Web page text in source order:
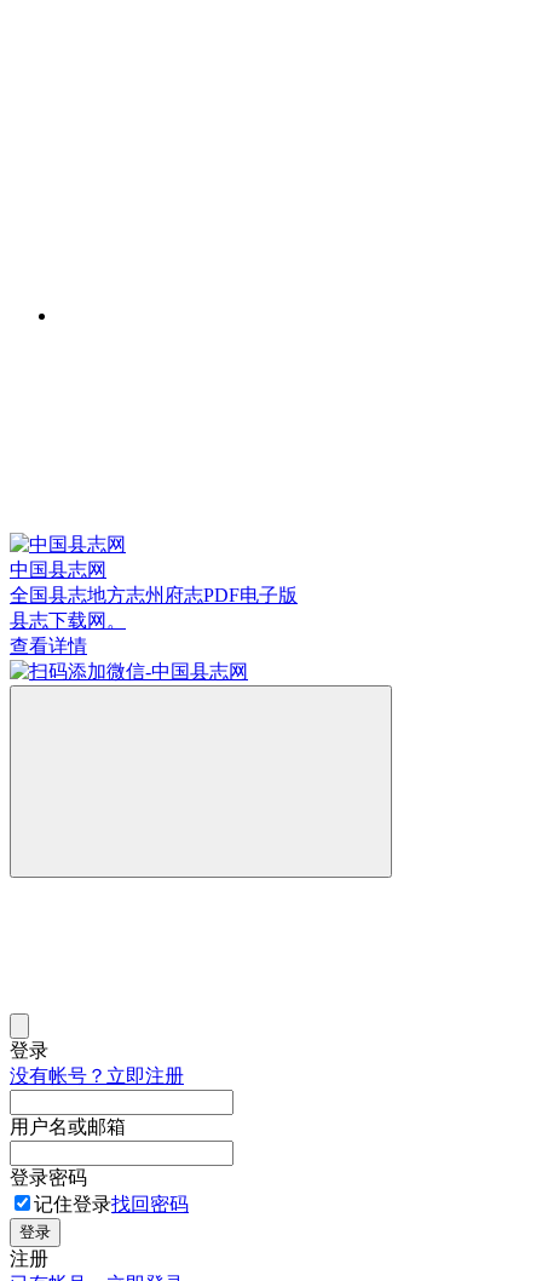
中国县志网
全国县志地方志州府志PDF电子版
县志下载网。
查看详情
登录
没有帐号？立即注册
用户名或邮箱
登录密码
记住登录找回密码
登录
注册